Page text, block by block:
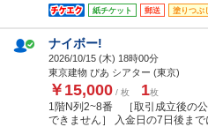
紙チケット 郵送 塗りつぶ
ナイボー!
2026/10/15 (木) 18時00分
東京建物 ぴあ シアター (東京)
￥15,000 / 枚 1枚
1階N列2~8番 ［取引成立後の
できません］ 入金日の7日後まで